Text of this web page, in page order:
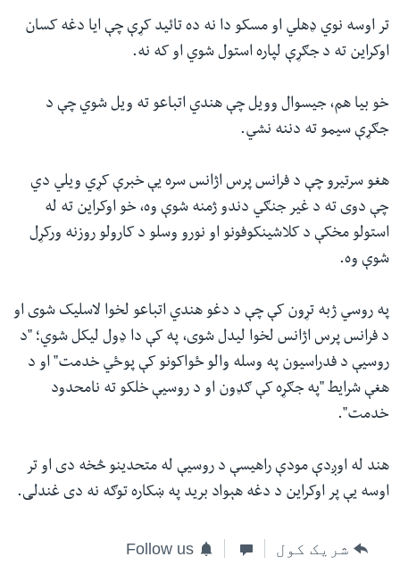
تر اوسه نوي ډهلي او مسکو دا نه ده تائید کړې چې ایا دغه کسان
اوکراین ته د جګړې لپاره استول شوي او که نه.
خو بیا هم، جیسوال وویل چې هندي اتباعو ته ویل شوي چې د
جګړې سیمو ته دننه نشي.
هغو سرتیرو چې د فرانس پرس اژانس سره یې خبرې کړي ویلي دي
چې دوی ته د غیر جنګي دندو ژمنه شوې وه، خو اوکراین ته له
استولو مخکې د کلاشینکوفونو او نورو وسلو د کارولو روزنه ورکړل
شوې وه.
په روسي ژبه تړون کې چې د دغو هندي اتباعو لخوا لاسلیک شوی او
د فرانس پرس اژانس لخوا لیدل شوی، په کې دا ډول لیکل شوي؛ "د
روسیې د فدراسیون په وسله والو ځواکونو کې پوځي خدمت" او د
هغې شرایط "په جګړه کې ګډون او د روسیې خلکو ته نامحدود
خدمت".
هند له اوږدې مودې راهیسې د روسیې له متحدینو څخه دی او تر
اوسه یې پر اوکراین د دغه هېواد برید په ښکاره توګه نه دی غندلی.
شریک کول Follow us